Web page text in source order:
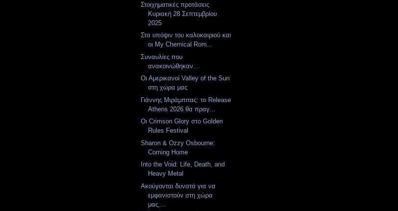
Στοιχηματικές προτάσεις
Κυριακή 28 Σεπτεμβρίου
2025
Στα υπόψιν του καλοκαιριού και
οι My Chemical Rom...
Συναυλίες που
ανακοινώθηκαν...
Οι Αμερικανοί Valley of the Sun
στη χώρα μας
Γιάννης Μιράμπιτας: το Release
Athens 2026 θα πραγ...
Οι Crimson Glory στο Golden
Rules Festival
Sharon & Ozzy Osbourne:
Coming Home
Into the Void: Life, Death, and
Heavy Metal
Ακούγονται δυνατά για να
εμφανιστούν στη χώρα
μας,...